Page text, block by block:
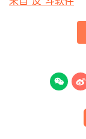
 